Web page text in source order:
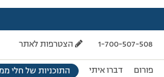
1-700-507-508 הצטרפות לאתר
פורום דברו איתי התוכניות של חלי